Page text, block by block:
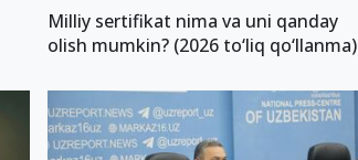
Milliy sertifikat nima va uni qanday
olish mumkin? (2026 to‘liq qo‘llanma)